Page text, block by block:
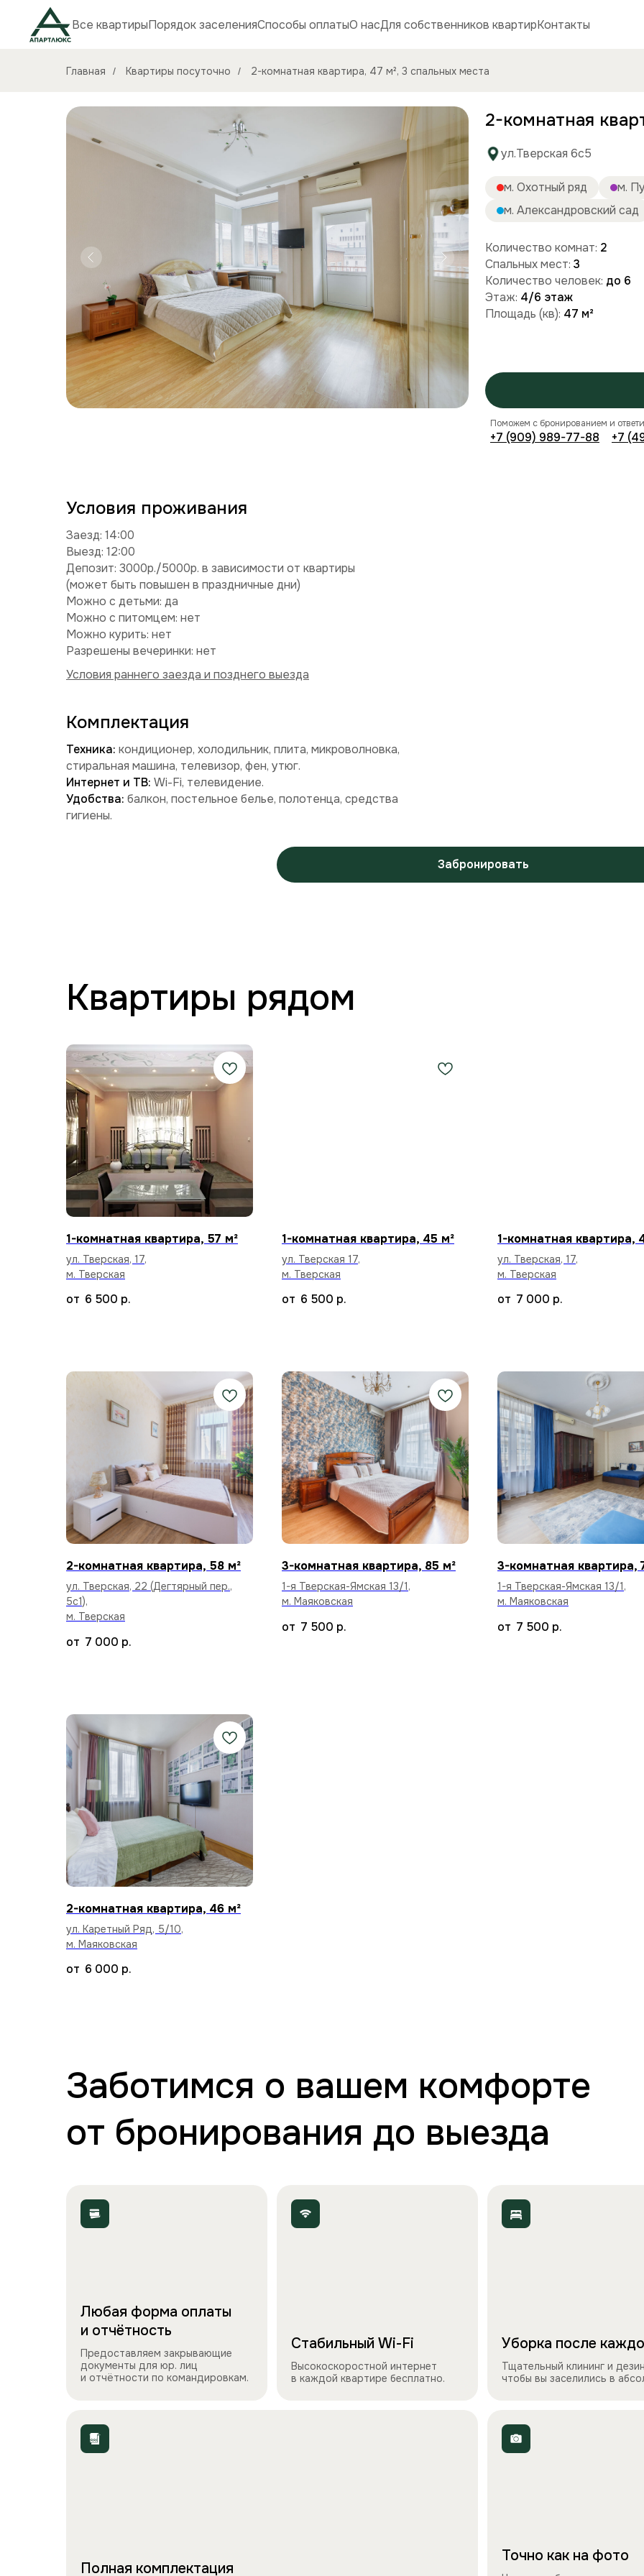
Все квартирыПорядок заселенияСпособы оплатыО насДля собственников квартирКонтакты
Главная / Квартиры посуточно / 2-комнатная квартира, 47 м², 3 спальных места
Количество комнат: 2
Спальных мест: 3
Количество человек: до 6
Этаж: 4/6 этаж
Площадь (кв): 47 м²
м. Охотный ряд м.
м. Александровский сад
ул.Тверская 6с5
2-комнатная
Поможем с бронированием и
+7 (909) 989-77-88 +7
Забронировать
Условия проживания
Заезд: 14:00
Выезд: 12:00
Депозит: 3000р./5000р. в зависимости от квартиры
(может быть повышен в праздничные дни)
Можно с детьми: да
Можно с питомцем: нет
Можно курить: нет
Разрешены вечеринки: нет
Комплектация
Техника: кондиционер, холодильник, плита, микроволновка,
стиральная машина, телевизор, фен, утюг.
Интернет и ТВ: Wi-Fi, телевидение.
Удобства: балкон, постельное белье, полотенца, средства
гигиены.
Условия раннего заезда и позднего выезда
Квартиры рядом
1-комнатная квартира, 57 м²
ул. Тверская, 17,
м. Тверская
6 500 р.
1-комнатная квартира, 45 м²
ул. Тверская 17,
м. Тверская
6 500 р.
1-комнатная квартира,
ул. Тверская, 17,
м. Тверская
7 000 р.
2-комнатная квартира, 58 м²
ул. Тверская, 22 (Дегтярный пер.,
5с1),
м. Тверская
7 000 р.
3-комнатная квартира, 85 м²
1-я Тверская-Ямская 13/1,
м. Маяковская
7 500 р.
3-комнатная квартира,
1-я Тверская-Ямская 13/1,
м. Маяковская
7 500 р.
2-комнатная квартира, 46 м²
ул. Каретный Ряд, 5/10,
м. Маяковская
6 000 р.
Заботимся о вашем комфорте
от бронирования до выезда
Предоставляем закрывающие
документы для юр. лиц
и отчётности по командировкам.
Любая форма оплаты
и отчётность
Высокоскоростной интернет
в каждой квартире бесплатно.
Стабильный Wi-Fi
Тщательный клининг и
чтобы вы заселились в
Уборка после
Полная комплектация
Точно как на фото